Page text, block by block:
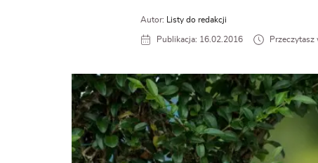
Autor: Listy do redakcji
Publikacja: 16.02.2016